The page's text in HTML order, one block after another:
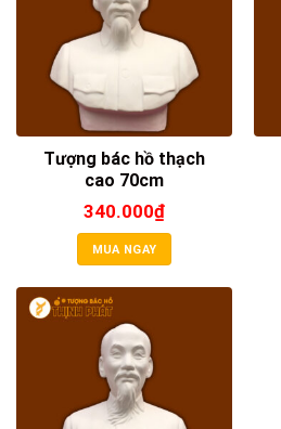
Tượng bác hồ thạch
cao 70cm
340.000₫
MUA NGAY